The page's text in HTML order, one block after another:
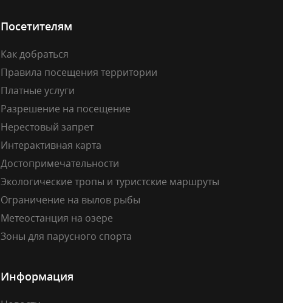
Посетителям
Как добраться
Правила посещения территории
Платные услуги
Разрешение на посещение
Нерестовый запрет
Интерактивная карта
Достопримечательности
Экологические тропы и туристские маршруты
Ограничение на вылов рыбы
Метеостанция на озере
Зоны для парусного спорта
Информация